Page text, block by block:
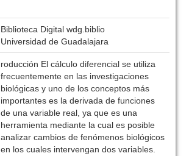
Biblioteca Digital wdg.biblio
Universidad de Guadalajara
roducción El cálculo diferencial se utiliza
frecuentemente en las investigaciones
biológicas y uno de los conceptos más
importantes es la derivada de funciones
de una variable real, ya que es una
herramienta mediante la cual es posible
analizar cambios de fenómenos biológicos
en los cuales intervengan dos variables.